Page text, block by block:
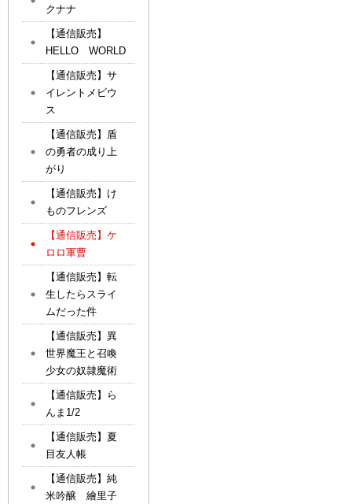
クナナ
【通信販売】
HELLO WORLD
【通信販売】サ
イレントメビウ
ス
【通信販売】盾
の勇者の成り上
がり
【通信販売】け
ものフレンズ
【通信販売】ケ
ロロ軍曹
【通信販売】転
生したらスライ
ムだった件
【通信販売】異
世界魔王と召喚
少女の奴隷魔術
【通信販売】ら
んま1/2
【通信販売】夏
目友人帳
【通信販売】純
米吟醸 繪里子